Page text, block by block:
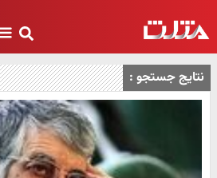
نتایج جستجو :